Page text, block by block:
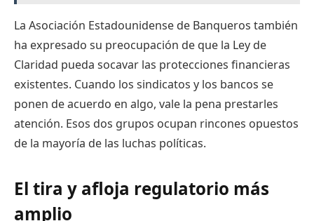
La Asociación Estadounidense de Banqueros también
ha expresado su preocupación de que la Ley de
Claridad pueda socavar las protecciones financieras
existentes. Cuando los sindicatos y los bancos se
ponen de acuerdo en algo, vale la pena prestarles
atención. Esos dos grupos ocupan rincones opuestos
de la mayoría de las luchas políticas.
El tira y afloja regulatorio más
amplio